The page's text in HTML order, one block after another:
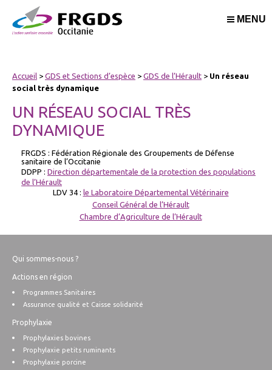
MENU
Accueil > GDS et Sections d’espèce > GDS de l’Hérault > Un réseau
social très dynamique
UN RÉSEAU SOCIAL TRÈS
DYNAMIQUE
FRGDS : Fédération Régionale des Groupements de Défense
sanitaire de l’Occitanie
DDPP : Direction départementale de la protection des populations
de l’Hérault
LDV 34 : le Laboratoire Départemental Vétérinaire
Conseil Général de l’Hérault
Chambre d’Agriculture de l’Hérault
Qui sommes-nous ?
Actions en région
Programmes Sanitaires
Assurance qualité et Caisse solidarité
Prophylaxie
Prophylaxies bovines
Prophylaxie petits ruminants
Prophylaxie porcine